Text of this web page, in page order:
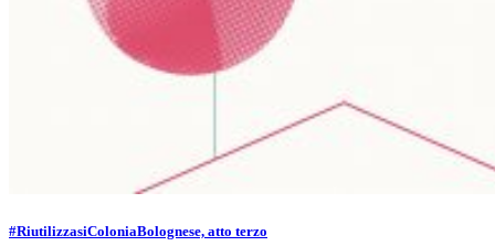
#RiutilizzasiColoniaBolognese, atto terzo